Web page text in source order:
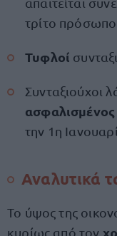
τρίτο πρόσωπο.
Τυφλοί
Συνταξιούχοι
ασφαλισμένος
την 1η
Αναλυτικά
Το ύψος της
κυρίως από τον